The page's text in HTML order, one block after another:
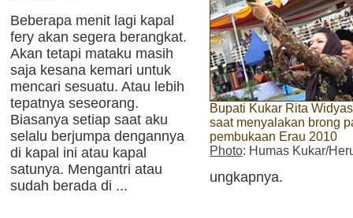
Beberapa menit lagi kapal
fery akan segera berangkat.
Akan tetapi mataku masih
saja kesana kemari untuk
mencari sesuatu. Atau lebih
tepatnya seseorang.
Biasanya setiap saat aku
selalu berjumpa dengannya
di kapal ini atau kapal
satunya. Mengantri atau
sudah berada di ...
Bupati Kukar Rita
saat menyalakan brong
pembukaan Erau 2010
Photo: Humas Kukar/
ungkapnya.